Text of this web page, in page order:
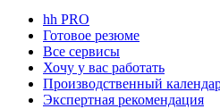
hh PRO
Готовое резюме
Все сервисы
Хочу у вас работать
Производственный
Экспертная рекомендация